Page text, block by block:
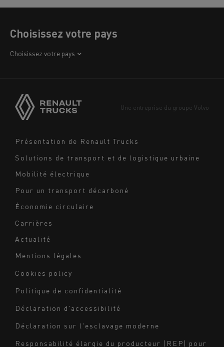
Choisissez votre pays
Choisissez votre pays
Europe
Navigation
footer
Présentation de Renault Trucks
Solutions de transport et de logistique urbaine
Mobilité électrique
Pour un transport décarboné
Économie circulaire
Carrières
Actualité
Une entreprise du groupe Volvo
bas
de
page
-
Mentions légales
Cookies policy
Politique de confidentialité
Déclaration d'accessibilité
Déclaration sur l'esclavage moderne
Responsabilité élargie du producteur (REP) pour